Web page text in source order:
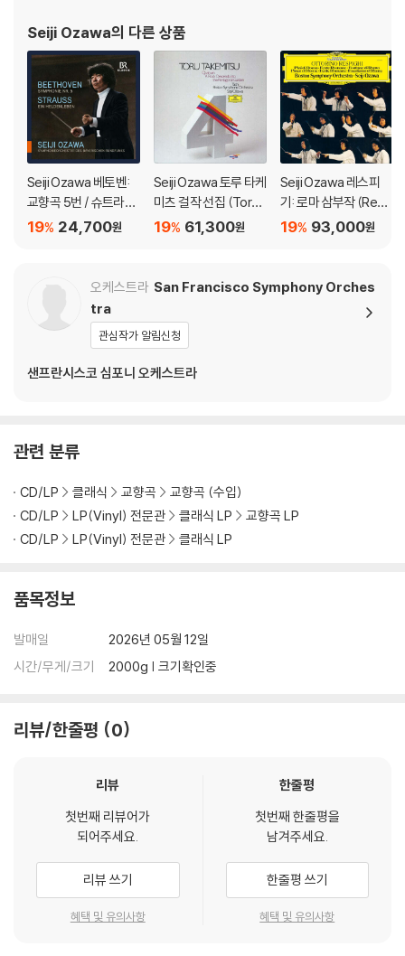
기기 문제로 인해 발생하는 재생 불량 현상에 대해서는 반품/교환이 불가
하니 침압 조절이 가능한 기기에서 재생하실 것을 권유 드립니다.
2) 디스크는 정전기와 먼지로 인해 재생이 원활하지 않은 경우가 있습니
다. 전용 제품으로 이를 제거하면 대부분 해결됩니다.
3) 바늘에 먼지가 쌓이는 경우에도 재생이 원활하지 않을 수 있습니다.
※ 디스크 외관 불량
1) 열을 가하여 제작하는 바이닐 공정 특성상 디스크 표면이 미세하게 울
렁거리거나 휘어지는 경우가 있습니다.
재생이 불안정한 경우 스태빌라이저를 사용하시면 좀 더 안정적인 재생이
지되도록 디스크 센터 홀 구경이 작게 제작되는 경우가 있습니다. 턴테이
블 스핀들에 맞지 않는 경우에는 전용 제품 등을 이용하여 센터 홀을 조정
하시면 해결됩니다.
가 있으며, 이는 상품의 불량이 아닙니다. 단, 재생에 이상이 있는 경우에는
※ 컬러 디스크
다.
1) 컬러 디스크는 웹 이미지와 실제 색상이 차이가 날 수 있습니다.
2) 컬러 디스크의 특성상 제작 공정시 앨범마다 색상 차이가 나는 경우도
등이 발생할 수 있습니다.
※ 반품/교환 안내
1) 불량으로 인한 반품/교환 요청 시에는 불량 확인을 위해 개봉 시의 동영
관련 사진과 동영상 및 재생 기기 모델명을 첨부하여 첨부하여 고객센터에
가 어려우므로 신중한 구매를 부탁드립니다.
Seiji Ozawa의 다른 상품
Seiji Ozawa 베토벤:
교향곡 5번 / 슈트라우
스: 영웅의 생애 (Beet
24,700원
19%
Seiji Ozawa 토루 타케
미츠 걸작 선집 (Toru
Takemitsu - Quatrai
61,300원
19%
Seiji Ozawa 레스피
기: 로마 삼부작 (Resp
ighi: Pines Of Rome
P]
93,000원
19%
오케스트라 San Francisco Symphony Orches
tra
관심작가 알림신청
샌프란시스코 심포니 오케스트라
관련 분류
CD/LP 클래식 교향곡
교향곡 (수입)
CD/LP
LP(Vinyl) 전문관 클래식 LP
교향곡 LP
CD/LP
LP(Vinyl) 전문관 클래식 LP
품목정보
발매일
2026년 05월 12일
시간/무게/크기
2000g | 크기확인중
리뷰/한줄평 0
리뷰
첫번째 리뷰어가
되어주세요.
리뷰 쓰기
혜택 및 유의사항
한줄평
첫번째 한줄평을
남겨주세요.
한줄평 쓰기
혜택 및 유의사항